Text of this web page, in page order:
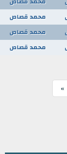
محمد قصاص
محمد قصاص
محمد قصاص
»